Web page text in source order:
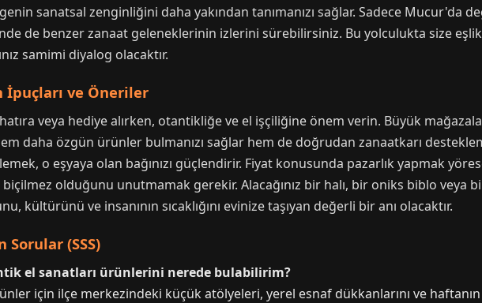
sanatsal zenginliğini daha yakından tanımanızı sağlar. Sadece Mucur'da
de benzer zanaat geleneklerinin izlerini sürebilirsiniz. Bu yolculukta size eşlik
samimi diyalog olacaktır.
İpuçları ve Öneriler
veya hediye alırken, otantikliğe ve el işçiliğine önem verin. Büyük
daha özgün ürünler bulmanızı sağlar hem de doğrudan zanaatkarı
o eşyaya olan bağınızı güçlendirir. Fiyat konusunda pazarlık yapmak
olduğunu unutmamak gerekir. Alacağınız bir halı, bir oniks biblo veya
kültürünü ve insanının sıcaklığını evinize taşıyan değerli bir anı olacaktır.
Sorular (SSS)
el sanatları ürünlerini nerede bulabilirim?
için ilçe merkezindeki küçük atölyeleri, yerel esnaf dükkanlarını ve